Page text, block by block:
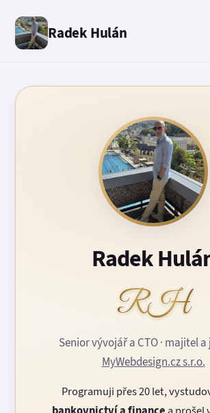
Radek Hulán
Radek
RH
Senior vývojář a CTO · majitel
MyWebdesign.cz s.r.o.
Programuji přes 20 let,